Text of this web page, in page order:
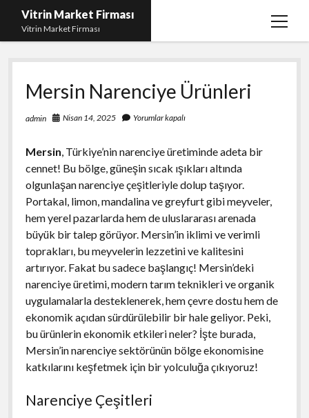
Vitrin Market Firması
Vitrin Market Firması
menüyü
En İyi Tumblr Takipçi Hilesi
iPhone için Instagram Gizli Hesap Görme
Liste
Retweet Atma Hilesi Bedava
Sayfa Listesi
Mersin Narenciye Ürünleri
admin Nisan 14, 2025 Yorumlar kapalı
Mersin, Türkiye’nin narenciye üretiminde adeta bir
cennet! Bu bölge, güneşin sıcak ışıkları altında
olgunlaşan narenciye çeşitleriyle dolup taşıyor.
Portakal, limon, mandalina ve greyfurt gibi meyveler,
hem yerel pazarlarda hem de uluslararası arenada
büyük bir talep görüyor. Mersin’in iklimi ve verimli
toprakları, bu meyvelerin lezzetini ve kalitesini
artırıyor. Fakat bu sadece başlangıç! Mersin’deki
narenciye üretimi, modern tarım teknikleri ve organik
uygulamalarla desteklenerek, hem çevre dostu hem de
ekonomik açıdan sürdürülebilir bir hale geliyor. Peki,
bu ürünlerin ekonomik etkileri neler? İşte burada,
Mersin’in narenciye sektörünün bölge ekonomisine
katkılarını keşfetmek için bir yolculuğa çıkıyoruz!
Narenciye Çeşitleri